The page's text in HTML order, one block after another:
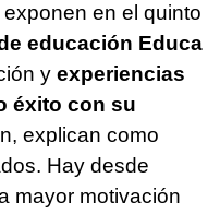
en el quinto
educación Educa
y experiencias
éxito con su
explican como
Hay desde
mayor motivación